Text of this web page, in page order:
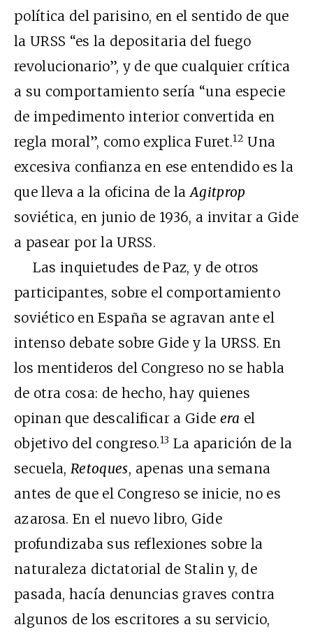
política del parisino, en el sentido de que
la URSS “es la depositaria del fuego
revolucionario”, y de que cualquier crítica
a su comportamiento sería “una especie
de impedimento interior convertida en
regla moral”, como explica Furet.12 Una
excesiva confianza en ese entendido es la
que lleva a la oficina de laAgitprop
soviética, en junio de 1936, a invitar a Gide
a pasear por la URSS.
Las inquietudes de Paz, y de otros
participantes, sobre el comportamiento
soviético en España se agravan ante el
intenso debate sobre Gide y la URSS. En
los mentideros del Congreso no se habla
de otra cosa: de hecho, hay quienes
opinan que descalificar a Gide era el
objetivo del congreso.13 La aparición de la
secuela,Retoques, apenas una semana
antes de que el Congreso se inicie, no es
azarosa. En el nuevo libro, Gide
profundizaba sus reflexiones sobre la
naturaleza dictatorial de Stalin y, de
pasada, hacía denuncias graves contra
algunos de los escritores a su servicio,